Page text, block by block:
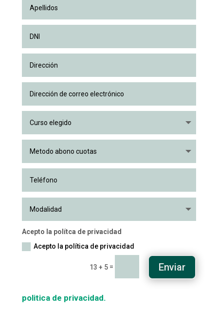
Acepto la polítca de privacidad
Acepto la política de privacidad
13 + 5 = Enviar
politica de privacidad.